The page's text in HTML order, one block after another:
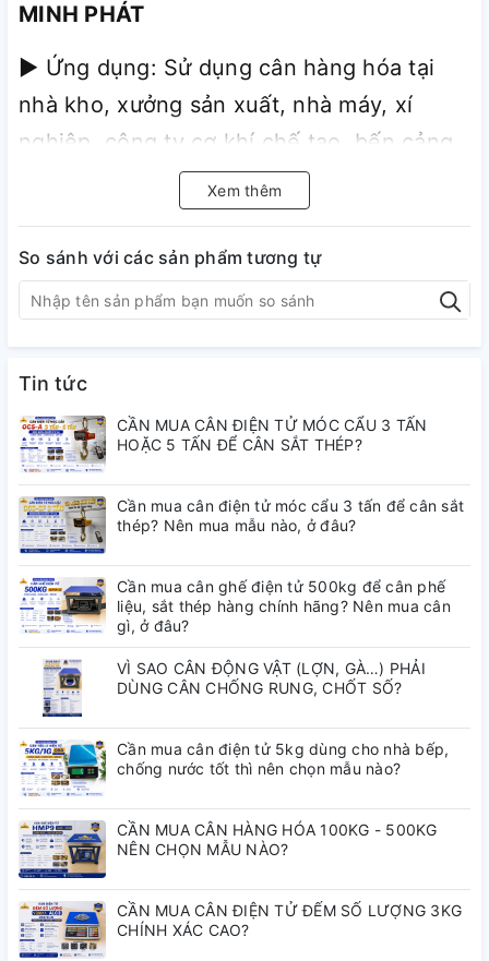
MINH PHÁT
► Ứng dụng: Sử dụng cân hàng hóa tại
nhà kho, xưởng sản xuất, nhà máy, xí
nghiệp, công ty cơ khí chế tạo, bến cảng,
bến tàu, công ty chế biến thức ăn gia súc-
gia cầm, các vựa trái cây, chợ đầu mối,
các công ty vận tải hàng hóa, bưu cục.
► Với thiết kế mâm cân inox 304 chống
ăn mòn, chống chịu nước, cân chuyên
dùng trong môi trường thủy sản. Có tiêu
chuẩn chống thấm nước, thích hợp sử
dụng trong các cơ sở chế biến, nhà máy
gia cầm, gia súc …
Xem thêm
So sánh với các sản phẩm tương tự
Tin tức
CẦN MUA CÂN ĐIỆN TỬ MÓC CẨU 3 TẤN
HOẶC 5 TẤN ĐỂ CÂN SẮT THÉP?
Cần mua cân điện tử móc cẩu 3 tấn để cân sắt
thép? Nên mua mẫu nào, ở đâu?
Cần mua cân ghế điện tử 500kg để cân phế
liệu, sắt thép hàng chính hãng? Nên mua cân
gì, ở đâu?
VÌ SAO CÂN ĐỘNG VẬT (LỢN, GÀ…) PHẢI
DÙNG CÂN CHỐNG RUNG, CHỐT SỐ?
Cần mua cân điện tử 5kg dùng cho nhà bếp,
chống nước tốt thì nên chọn mẫu nào?
CẦN MUA CÂN HÀNG HÓA 100KG - 500KG
NÊN CHỌN MẪU NÀO?
CẦN MUA CÂN ĐIỆN TỬ ĐẾM SỐ LƯỢNG 3KG
CHÍNH XÁC CAO?